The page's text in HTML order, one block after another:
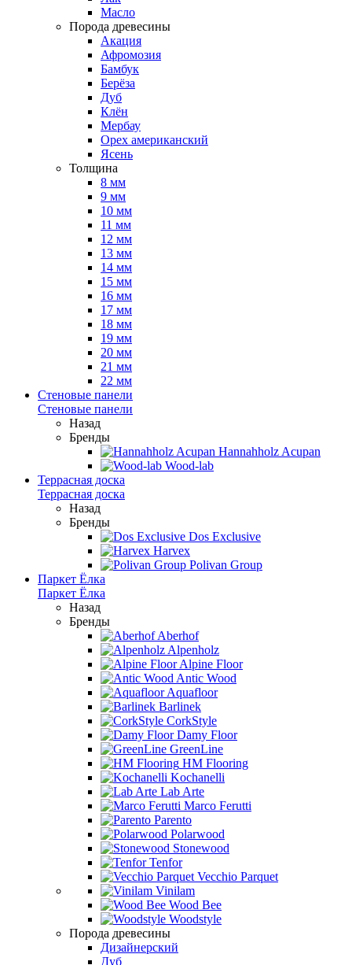
Масло
Порода древесины
Акация
Афромозия
Бамбук
Берёза
Дуб
Клён
Мербау
Орех американский
Ясень
Толщина
8 мм
9 мм
10 мм
11 мм
12 мм
13 мм
14 мм
15 мм
16 мм
17 мм
18 мм
19 мм
20 мм
21 мм
22 мм
Стеновые панели
Стеновые панели
Назад
Бренды
Hannahholz Acupan
Wood-lab
Террасная доска
Террасная доска
Назад
Бренды
Dos Exclusive
Harvex
Polivan Group
Паркет Ёлка
Паркет Ёлка
Назад
Бренды
Aberhof
Alpenholz
Alpine Floor
Antic Wood
Aquafloor
Barlinek
CorkStyle
Damy Floor
GreenLine
HM Flooring
Kochanelli
Lab Arte
Marco Ferutti
Parento
Polarwood
Stonewood
Tenfor
Vecchio Parquet
Vinilam
Wood Bee
Woodstyle
Порода древесины
Дизайнерский
Дуб